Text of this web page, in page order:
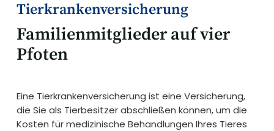
Tierkrankenversicherung
Familienmitglieder auf vier
Pfoten
Eine Tierkrankenversicherung ist eine Versicherung,
die Sie als Tierbesitzer abschließen können, um die
Kosten für medizinische Behandlungen Ihres Tieres